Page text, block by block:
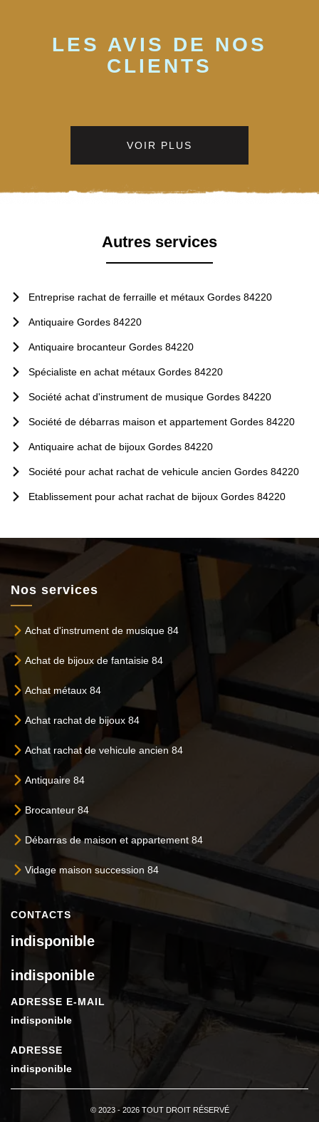
LES AVIS DE NOS
CLIENTS
VOIR PLUS
Autres services
Entreprise rachat de ferraille et métaux Gordes 84220
Antiquaire Gordes 84220
Antiquaire brocanteur Gordes 84220
Spécialiste en achat métaux Gordes 84220
Société achat d'instrument de musique Gordes 84220
Société de débarras maison et appartement Gordes 84220
Antiquaire achat de bijoux Gordes 84220
Société pour achat rachat de vehicule ancien Gordes 84220
Etablissement pour achat rachat de bijoux Gordes 84220
Nos services
Achat d'instrument de musique 84
Achat de bijoux de fantaisie 84
Achat métaux 84
Achat rachat de bijoux 84
Achat rachat de vehicule ancien 84
Antiquaire 84
Brocanteur 84
Débarras de maison et appartement 84
Vidage maison succession 84
CONTACTS
indisponible
indisponible
ADRESSE E-MAIL
indisponible
ADRESSE
indisponible
© 2023 - 2026 TOUT DROIT RÉSERVÉ